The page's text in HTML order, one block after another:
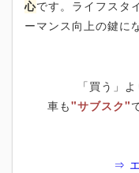
心です。ライフスタ
ーマンス向上の鍵に
「買う」
車も"サブスク"
⇒